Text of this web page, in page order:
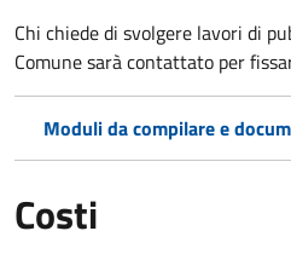
Chi chiede di svolgere lavori di
Comune sarà contattato per
Moduli da compilare e
Costi